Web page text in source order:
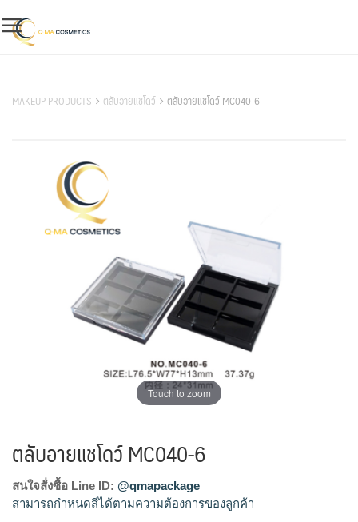
to
content
MAKEUP PRODUCTS ตลับอายแชโดว์ ตลับอายแชโดว์ MC040-6
Touch to zoom
ตลับอายแชโดว์ MC040-6
สนใจสั่งซื้อ Line ID: @qmapackage
สามารถกำหนดสีได้ตามความต้องการของลูกค้า